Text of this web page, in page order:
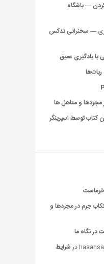
— باشگاه
— سخنرانی تدکس
با یادگیری عمیق
مجردها و متاهل ها
بیش از ۴۰۰ عنوان کتاب توسط اسپرینگر
جرم در مجردها و
در نگاه ما
درشرایط